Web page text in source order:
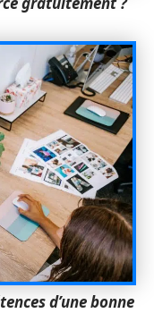
d’une bonne